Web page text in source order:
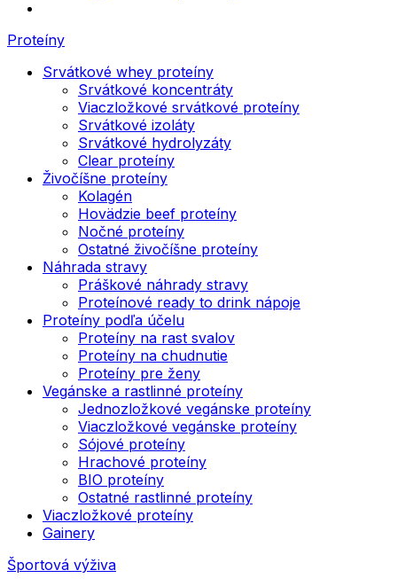
Proteíny
Srvátkové whey proteíny
Srvátkové koncentráty
Viaczložkové srvátkové proteíny
Srvátkové izoláty
Srvátkové hydrolyzáty
Clear proteíny
Živočíšne proteíny
Kolagén
Hovädzie beef proteíny
Nočné proteíny
Ostatné živočíšne proteíny
Náhrada stravy
Práškové náhrady stravy
Proteínové ready to drink nápoje
Proteíny podľa účelu
Proteíny na rast svalov
Proteíny na chudnutie
Proteíny pre ženy
Vegánske a rastlinné proteíny
Jednozložkové vegánske proteíny
Viaczložkové vegánske proteíny
Sójové proteíny
Hrachové proteíny
BIO proteíny
Ostatné rastlinné proteíny
Viaczložkové proteíny
Gainery
Športová výživa